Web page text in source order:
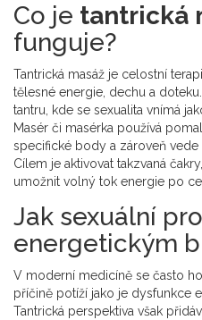
Co je tantrická
funguje?
Tantrická masáž je celostní
tělesné energie, dechu a
tantru, kde se sexualita vnímá
Masér či masérka používá
specifické body a zároveň
Cílem je aktivovat takzvaná čakry
umožnit volný tok energie po
Jak sexuální
energetickým
V moderní medicíně se často
příčině potíží jako je dysfunkce
Tantrická perspektiva však